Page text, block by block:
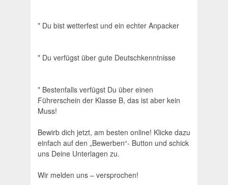
* Du bist wetterfest und ein echter Anpacker
* Du verfügst über gute Deutschkenntnisse
* Bestenfalls verfügst Du über einen
Führerschein der Klasse B, das ist aber kein
Muss!
Bewirb dich jetzt, am besten online! Klicke dazu
einfach auf den „Bewerben“- Button und schick
uns Deine Unterlagen zu.
Wir melden uns – versprochen!